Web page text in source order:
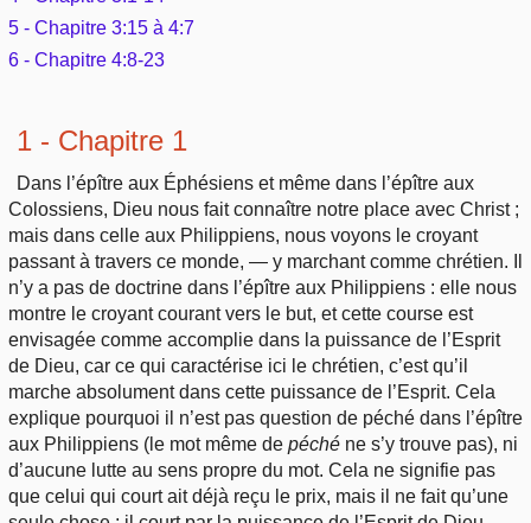
Paramètres
Études et commentaires par passage
Lecture Journalière
L'Évangile, le Salut
L'Église, l'Assemblée
Prophétie
Sanctification
Vie pratique
Mariage, famille
Sujets de A à Z
Pour débuter
Sujets de A à Z
Auteurs de A à Z
Rechercher dans la Bible
Études et commentaires par passage
Dictionnaires bibliques
Sommaires
Aperçus Livres de la Bible
Autres FAQ
5 - Chapitre 3:15 à 4:7
6 - Chapitre 4:8-23
1 - Chapitre 1
Dans l’épître aux Éphésiens et même dans l’épître aux
Colossiens, Dieu nous fait connaître notre place avec Christ ;
mais dans celle aux Philippiens, nous voyons le croyant
passant à travers ce monde, — y marchant comme chrétien. Il
n’y a pas de doctrine dans l’épître aux Philippiens : elle nous
montre le croyant courant vers le but, et cette course est
envisagée comme accomplie dans la puissance de l’Esprit
de Dieu, car ce qui caractérise ici le chrétien, c’est qu’il
marche absolument dans cette puissance de l’Esprit. Cela
explique pourquoi il n’est pas question de péché dans l’épître
aux Philippiens (le mot même de péché ne s’y trouve pas), ni
d’aucune lutte au sens propre du mot. Cela ne signifie pas
que celui qui court ait déjà reçu le prix, mais il ne fait qu’une